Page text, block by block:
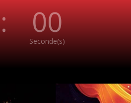
: 00
Seconde(s)